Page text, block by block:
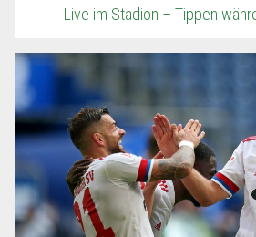
Live im Stadion – Tippen